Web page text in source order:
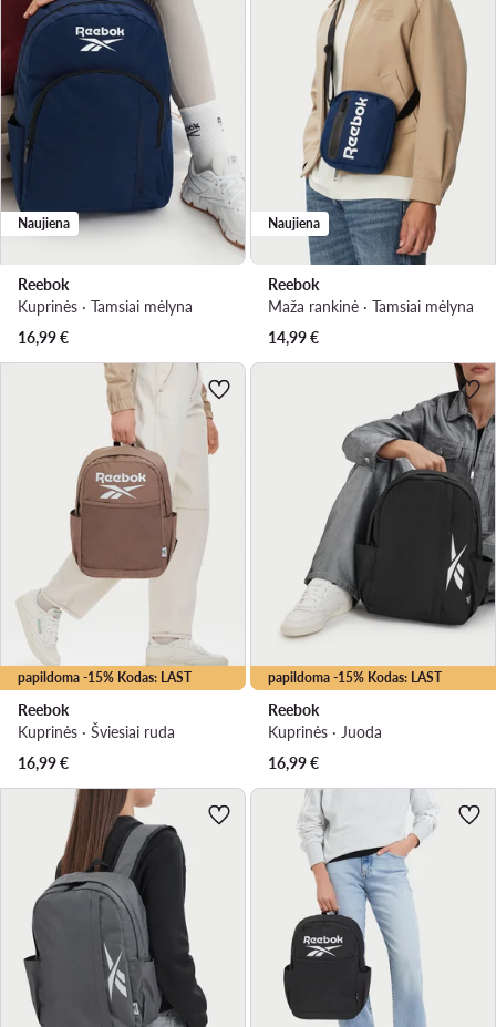
Naujiena
Reebok
Kuprinės · Tamsiai mėlyna
16,99€
Naujiena
Reebok
Maža rankinė · Tamsiai mėlyna
14,99€
papildoma -15% Kodas: LAST
Reebok
Kuprinės · Šviesiai ruda
16,99€
papildoma -15% Kodas: LAST
Reebok
Kuprinės · Juoda
16,99€